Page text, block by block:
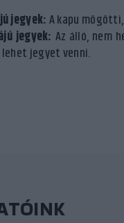
jegyek:A kapu
jegyek: Az álló, nem
jegyet venni.